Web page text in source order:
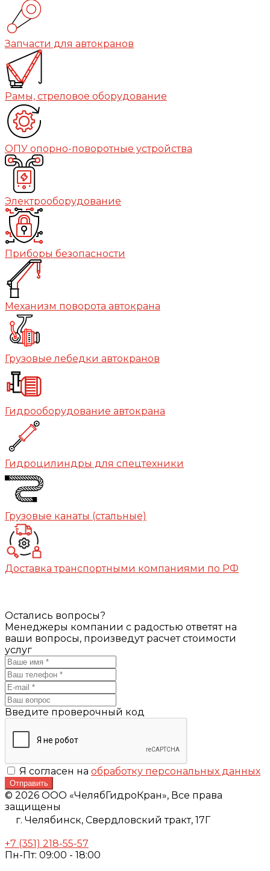
Запчасти для автокранов
Рамы, стреловое оборудование
ОПУ опорно-поворотные устройства
Электрооборудование
Приборы безопасности
Механизм поворота автокрана
Грузовые лебедки автокранов
Гидрооборудование автокрана
Гидроцилиндры для спецтехники
Грузовые канаты (стальные)
Доставка транспортными компаниями по РФ
Остались вопросы?
Менеджеры компании с радостью ответят на
ваши вопросы, произведут расчет стоимости
услуг
Введите проверочный код
Я согласен на обработку персональных данных
Отправить
© 2026 ООО «ЧелябГидроКран», Все права
защищены
г. Челябинск, Свердловский тракт, 17Г
+7 (351) 218-55-57
Пн-Пт: 09:00 - 18:00